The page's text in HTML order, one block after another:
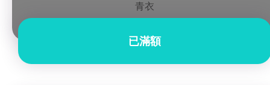
青衣
已滿額